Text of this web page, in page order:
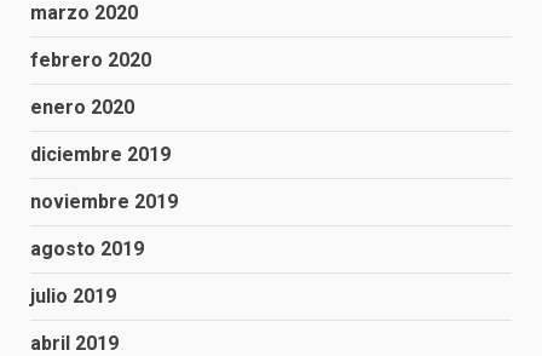
marzo 2020
febrero 2020
enero 2020
diciembre 2019
noviembre 2019
agosto 2019
julio 2019
abril 2019